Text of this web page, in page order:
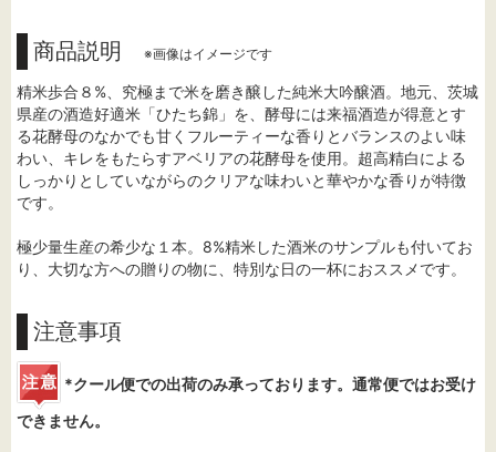
商品説明 ※画像はイメージです
精米歩合８%、究極まで米を磨き醸した純米大吟醸酒。地元、茨城
県産の酒造好適米「ひたち錦」を、酵母には来福酒造が得意とす
る花酵母のなかでも甘くフルーティーな香りとバランスのよい味
わい、キレをもたらすアベリアの花酵母を使用。超高精白による
しっかりとしていながらのクリアな味わいと華やかな香りが特徴
です。
極少量生産の希少な１本。8%精米した酒米のサンプルも付いてお
り、大切な方への贈りの物に、特別な日の一杯におススメです。
注意事項
*クール便での出荷のみ承っております。通常便ではお受け
できません。